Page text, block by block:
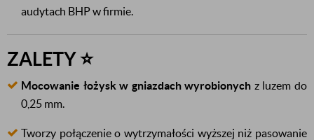
audytach BHP w firmie.
ZALETY ⭐
Mocowanie łożysk w gniazdach wyrobionych z luzem do
0,25 mm.
Tworzy połączenie o wytrzymałości wyższej niż pasowanie